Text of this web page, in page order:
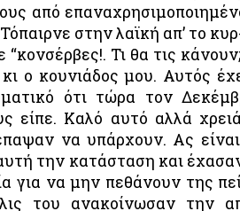
από
στην λαϊκή απ’ το
Τι θα τις
ο κουνιάδος μου. Αυτός
ότι τώρα τον
είπε. Καλό αυτό αλλά
να υπάρχουν. Ας
την κατάσταση και
για να μην πεθάνουν της
του ανακοίνωσαν την